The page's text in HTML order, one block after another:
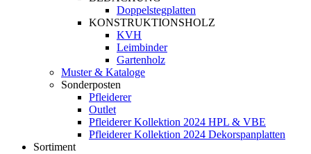
Doppelstegplatten
KONSTRUKTIONSHOLZ
KVH
Leimbinder
Gartenholz
Muster & Kataloge
Sonderposten
Pfleiderer
Outlet
Pfleiderer Kollektion 2024 HPL & VBE
Pfleiderer Kollektion 2024 Dekorspanplatten
Sortiment